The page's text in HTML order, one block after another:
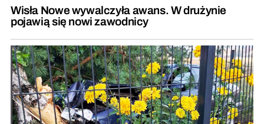
Wisła Nowe wywalczyła awans. W drużynie
pojawią się nowi zawodnicy